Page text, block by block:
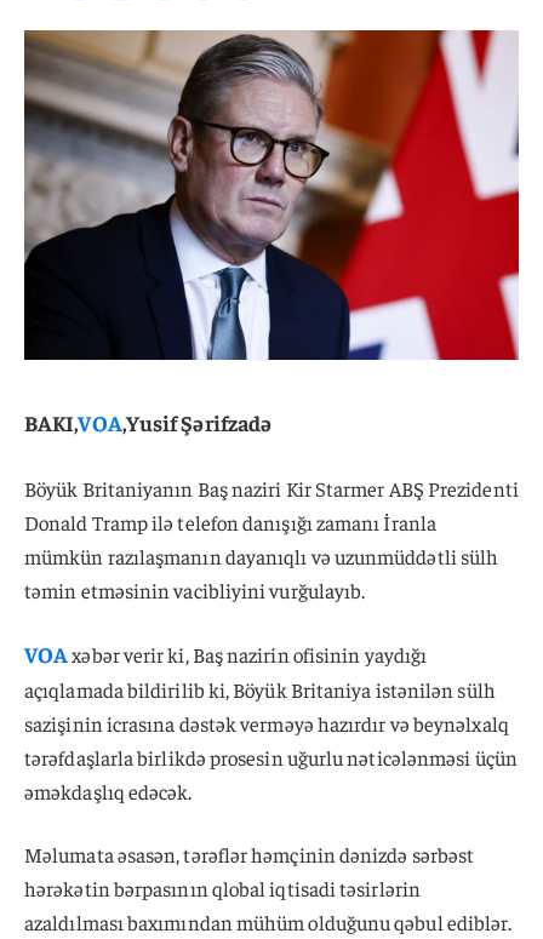
BAKI,VOA,Yusif Şərifzadə
Böyük Britaniyanın Baş naziri Kir Starmer ABŞ Prezidenti
Donald Tramp ilə telefon danışığı zamanı İranla
mümkün razılaşmanın dayanıqlı və uzunmüddətli sülh
təmin etməsinin vacibliyini vurğulayıb.
VOAxəbər verir ki, Baş nazirin ofisinin yaydığı
açıqlamada bildirilib ki, Böyük Britaniya istənilən sülh
sazişinin icrasına dəstək verməyə hazırdır və beynəlxalq
tərəfdaşlarla birlikdə prosesin uğurlu nəticələnməsi üçün
əməkdaşlıq edəcək.
Məlumata əsasən, tərəflər həmçinin dənizdə sərbəst
hərəkətin bərpasının qlobal iqtisadi təsirlərin
azaldılması baxımından mühüm olduğunu qəbul ediblər.